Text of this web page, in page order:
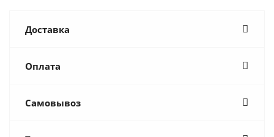
Доставка
Оплата
Самовывоз